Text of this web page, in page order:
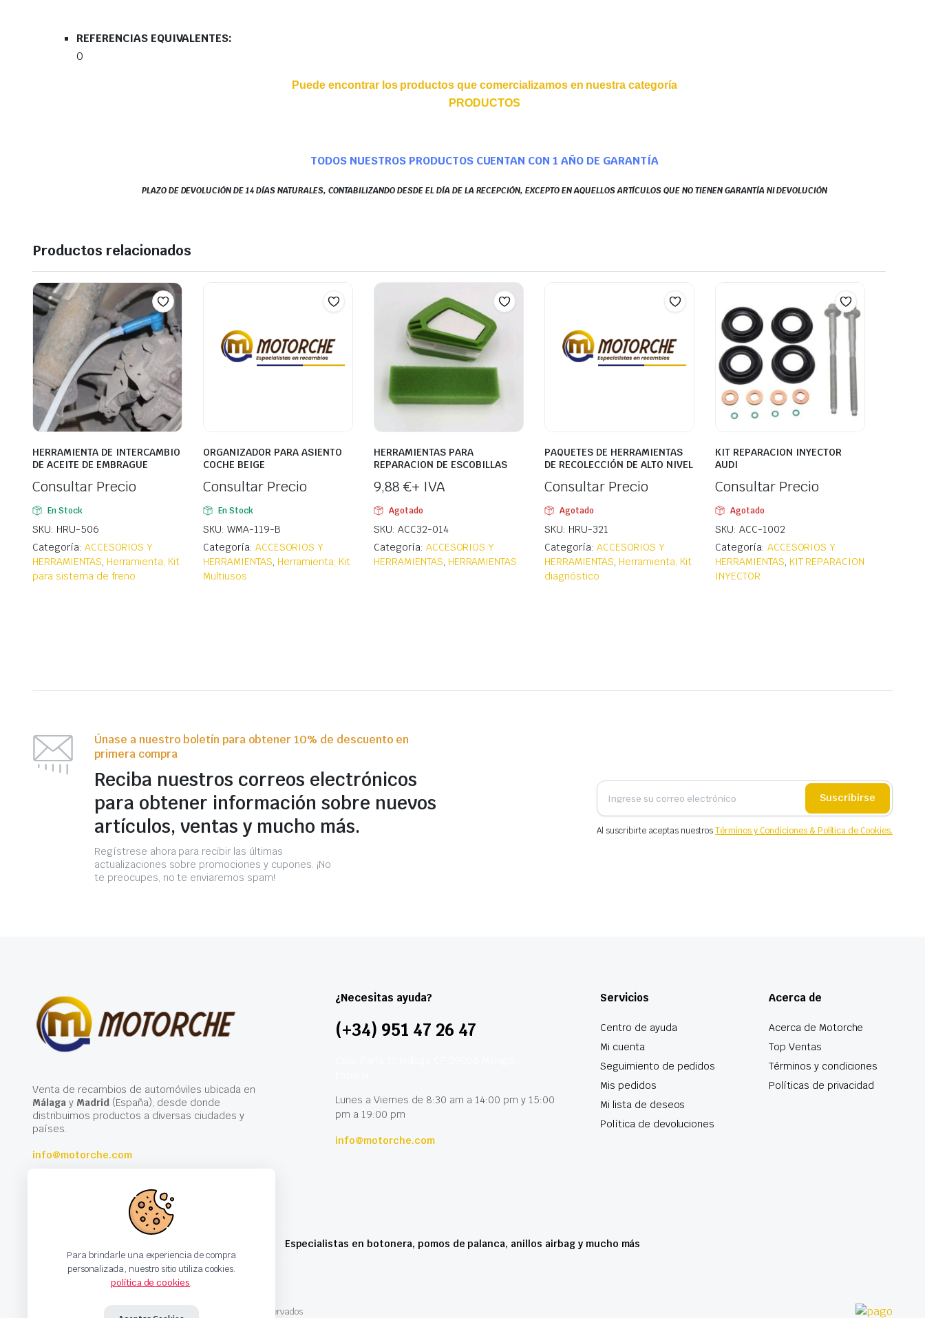
REFERENCIAS EQUIVALENTES:
0
Puede encontrar los productos que comercializamos en nuestra categoría
PRODUCTOS
TODOS NUESTROS PRODUCTOS CUENTAN CON 1 AÑO DE GARANTÍA
PLAZO DE DEVOLUCIÓN DE 14 DÍAS NATURALES, CONTABILIZANDO DESDE EL DÍA DE LA RECEPCIÓN, EXCEPTO EN AQUELLOS ARTÍCULOS QUE NO TIENEN GARANTÍA NI DEVOLUCIÓN
Productos relacionados
HERRAMIENTA DE INTERCAMBIO
DE ACEITE DE EMBRAGUE
Consultar Precio
En Stock
SKU: HRU-506
Categoría: ACCESORIOS Y
HERRAMIENTAS, Herramienta, Kit
para sistema de freno
ORGANIZADOR PARA ASIENTO
COCHE BEIGE
Consultar Precio
En Stock
SKU: WMA-119-B
Categoría: ACCESORIOS Y
HERRAMIENTAS, Herramienta, Kit
Multiusos
HERRAMIENTAS PARA
REPARACION DE ESCOBILLAS
9,88 €+ IVA
Agotado
SKU: ACC32-014
Categoría: ACCESORIOS Y
HERRAMIENTAS, HERRAMIENTAS
PAQUETES DE HERRAMIENTAS
DE RECOLECCIÓN DE ALTO NIVEL
Consultar Precio
Agotado
SKU: HRU-321
Categoría: ACCESORIOS Y
HERRAMIENTAS, Herramienta, Kit
diagnóstico
KIT REPARACION INYECTOR
AUDI
Consultar Precio
Agotado
SKU: ACC-1002
Categoría: ACCESORIOS Y
HERRAMIENTAS, KIT REPARACION
INYECTOR
Únase a nuestro boletín para obtener 10% de descuento en
primera compra
Reciba nuestros correos electrónicos
para obtener información sobre nuevos
artículos, ventas y mucho más.
Regístrese ahora para recibir las últimas
actualizaciones sobre promociones y cupones. ¡No
te preocupes, no te enviaremos spam!
Suscribirse
Al suscribirte aceptas nuestrosTérminos y Condiciones & Política de Cookies.
Venta de recambios de automóviles ubicada en
Málagay Madrid(España), desde donde
distribuimos productos a diversas ciudades y
países.
info@motorche.com
¿Necesitas ayuda?
(+34) 951 47 26 47
Lunes a Viernes de 8:30 am a 14:00 pm y 15:00
pm a 19:00 pm
info@motorche.com
Servicios
Centro de ayuda
Mi cuenta
Seguimiento de pedidos
Mis pedidos
Mi lista de deseos
Política de devoluciones
Acerca de
Acerca de Motorche
Top Ventas
Términos y condiciones
Políticas de privacidad
Especialistas en botonera, pomos de palanca, anillos airbag y mucho más
Copyright 2024 © Motorche Autoparts. Todos los derechos reservados
Para brindarle una experiencia de compra
personalizada, nuestro sitio utiliza cookies.
política de cookies.